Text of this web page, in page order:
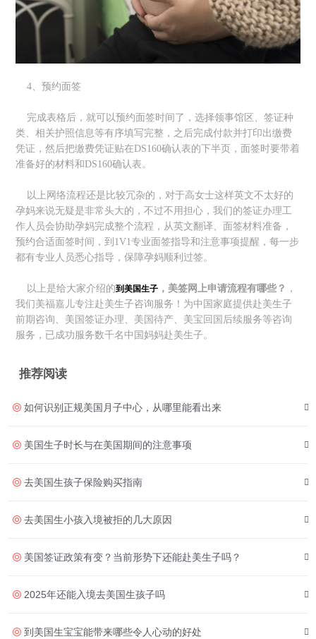
4、预约面签
完成表格后，就可以预约面签时间了，选择领事馆区、签证种
类、相关护照信息等有序填写完整，之后完成付款并打印出缴费
凭证，然后把缴费凭证贴在DS160确认表的下半页，面签时要带着
准备好的材料和DS160确认表。
以上网络流程还是比较冗杂的，对于高女士这样英文不太好的
孕妈来说无疑是非常头大的，不过不用担心，我们的签证办理工
作人员会协助孕妈完成整个流程，从英文翻译、面签材料准备，
预约合适面签时间，到1V1专业面签指导和注意事项提醒，每一步
都有专业人员悉心指导，保障孕妈顺利过签。
以上是给大家介绍的到美国生子 ，美签网上申请流程有哪些？ ，
我们美福嘉儿专注赴美生子咨询服务！为中国家庭提供赴美生子
前期咨询、美国签证办理、美国待产、美宝回国后续服务等咨询
服务，已成功服务数千名中国妈妈赴美生子。
推荐阅读
如何识别正规美国月子中心，从哪里能看出来
美国生子时长与在美国期间的注意事项
去美国生孩子保险购买指南
去美国生小孩入境被拒的几大原因
美国签证政策有变？当前形势下还能赴美生子吗？
2025年还能入境去美国生孩子吗
到美国生宝宝能带来哪些令人心动的好处